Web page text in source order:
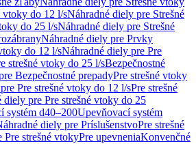
vtoky do 12 l/sNáhradné diely pre Strešné
do 25 l/sNáhradné diely pre Strešné
Náhradné diely pre Prvky
do 12 l/sNáhradné diely pre Pre
strešné vtoky do 25 l/sBezpečnostné
Bezpečnostné prepadyPre strešné vtoky
Pre strešné vtoky do 12 l/sPre strešné
diely pre Pre strešné vtoky do 25
systém d40–200Upevňovací systém
diely pre PríslušenstvoPre strešné
Pre strešné vtokyPre upevneniaKonvenčné